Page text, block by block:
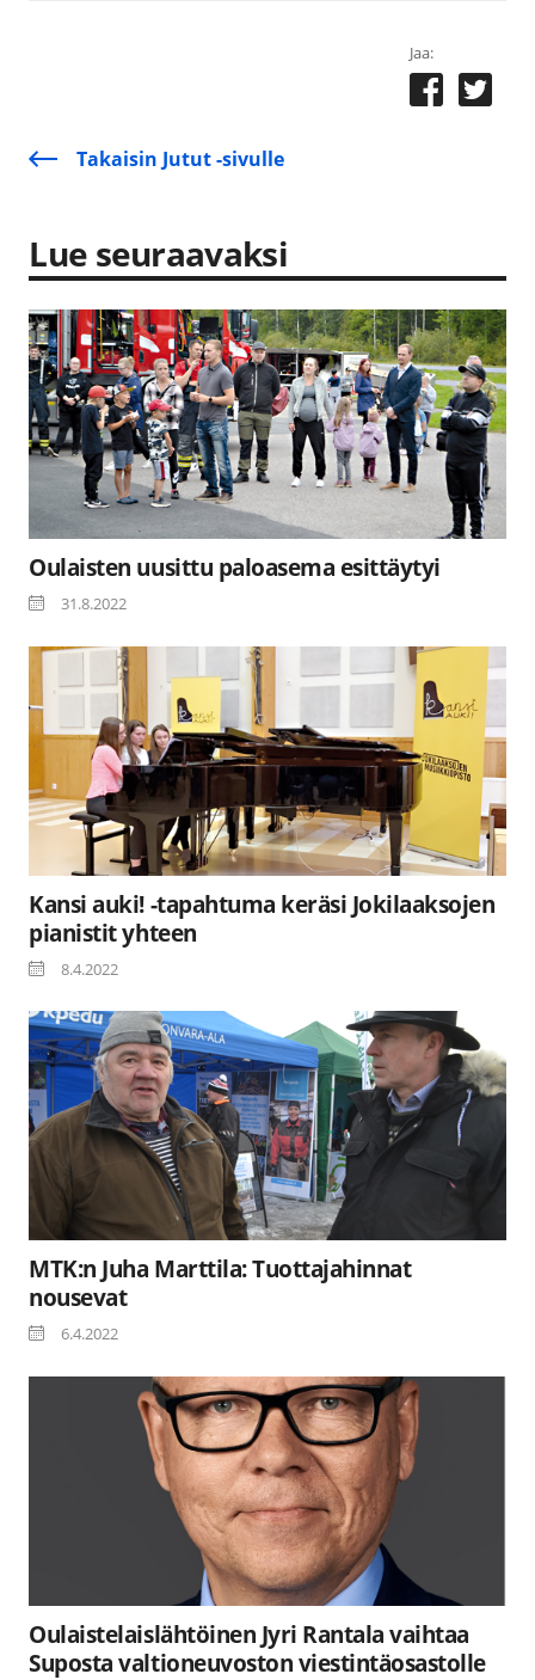
Jaa:
Takaisin Jutut -sivulle
Lue seuraavaksi
Oulaisten uusittu paloasema esittäytyi
31.8.2022
Kansi auki! -tapahtuma keräsi Jokilaaksojen
pianistit yhteen
8.4.2022
MTK:n Juha Marttila: Tuottajahinnat
nousevat
6.4.2022
Oulaistelaislähtöinen Jyri Rantala vaihtaa
Suposta valtioneuvoston viestintäosastolle